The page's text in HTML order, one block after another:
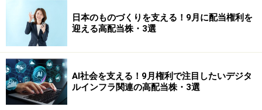
日本のものづくりを支える！9月に配当権利を
迎える高配当株・3選
AI社会を支える！9月権利で注目したいデジタ
ルインフラ関連の高配当株・3選